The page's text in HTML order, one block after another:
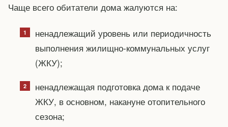
Чаще всего обитатели дома жалуются на:
ненадлежащий уровень или периодичность
выполнения жилищно-коммунальных услуг
(ЖКУ);
ненадлежащая подготовка дома к подаче
ЖКУ, в основном, накануне отопительного
сезона;